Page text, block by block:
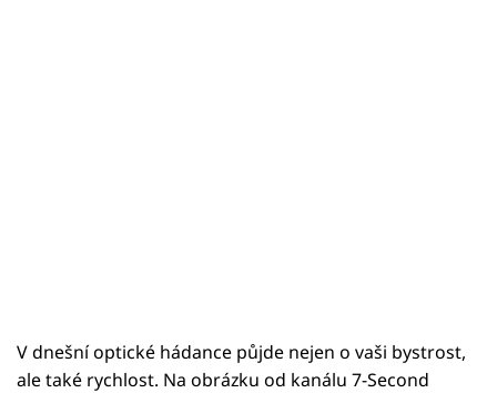
V dnešní optické hádance půjde nejen o vaši bystrost,
ale také rychlost. Na obrázku od kanálu 7-Second